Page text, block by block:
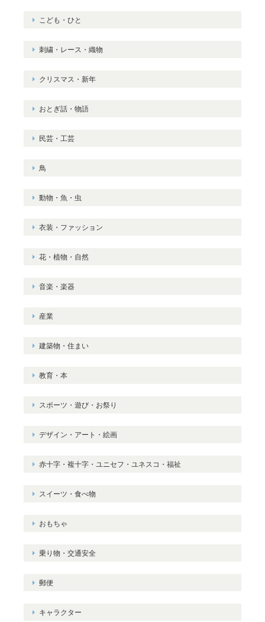
こども・ひと
刺繍・レース・織物
クリスマス・新年
おとぎ話・物語
民芸・工芸
鳥
動物・魚・虫
衣装・ファッション
花・植物・自然
音楽・楽器
産業
建築物・住まい
教育・本
スポーツ・遊び・お祭り
デザイン・アート・絵画
赤十字・複十字・ユニセフ・ユネスコ・福祉
スイーツ・食べ物
おもちゃ
乗り物・交通安全
郵便
キャラクター